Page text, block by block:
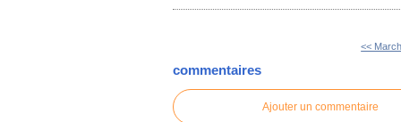
<<
commentaires
Ajouter un commentaire